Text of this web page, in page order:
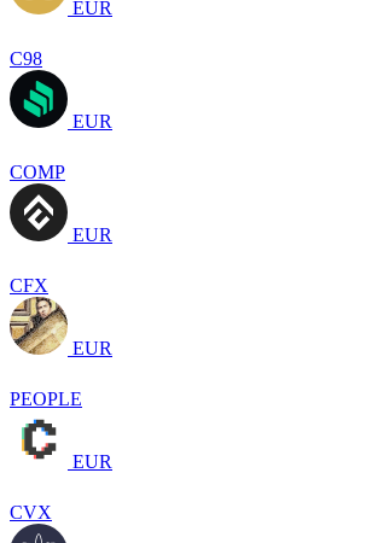
EUR
C98
EUR
COMP
EUR
CFX
EUR
PEOPLE
EUR
CVX